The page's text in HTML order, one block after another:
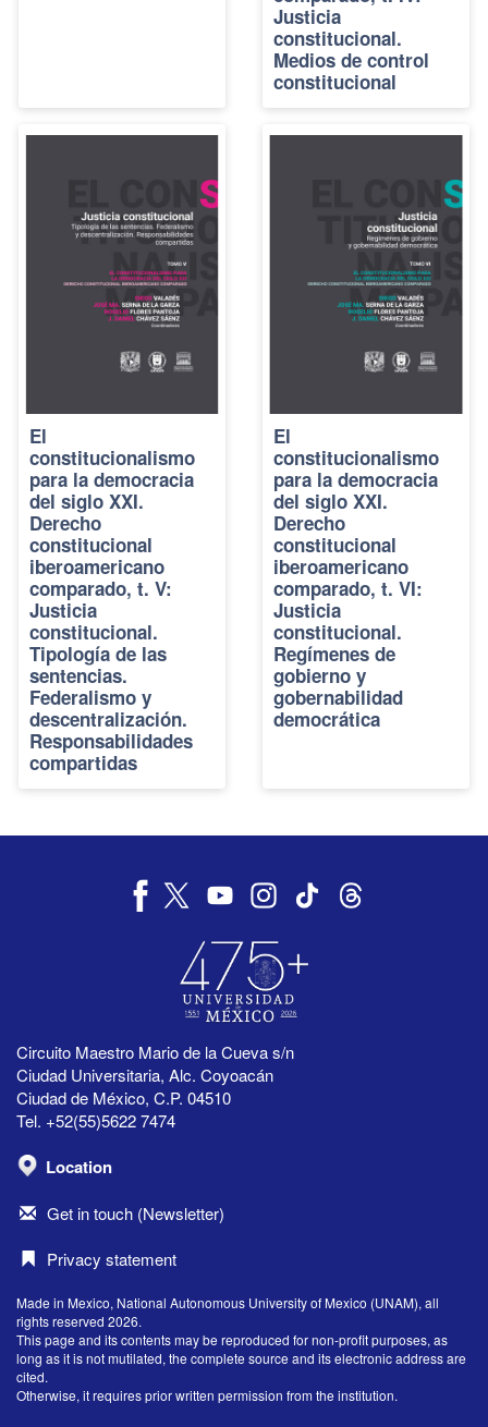
Justicia
constitucional.
Medios de control
constitucional
El
constitucionalismo
para la democracia
del siglo XXI.
Derecho
constitucional
iberoamericano
comparado, t. V:
Justicia
constitucional.
Tipología de las
sentencias.
Federalismo y
descentralización.
Responsabilidades
compartidas
El
constitucionalismo
para la democracia
del siglo XXI.
Derecho
constitucional
iberoamericano
comparado, t. VI:
Justicia
constitucional.
Regímenes de
gobierno y
gobernabilidad
democrática
Circuito Maestro Mario de la Cueva s/n
Ciudad Universitaria, Alc. Coyoacán
Ciudad de México, C.P. 04510
Tel. +52(55)5622 7474
Location
Get in touch (Newsletter)
Privacy statement
Made in Mexico, National Autonomous University of Mexico (UNAM), all
rights reserved 2026.
This page and its contents may be reproduced for non-profit purposes, as
long as it is not mutilated, the complete source and its electronic address are
cited.
Otherwise, it requires prior written permission from the institution.